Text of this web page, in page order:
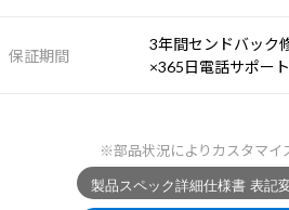
保証期間
3年間センドバック
×365日電話サポート
※部品状況によりカスタマイ